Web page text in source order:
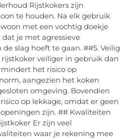
Rijstkokers zijn
te houden. Na elk gebruik
met een vochtig doekje
je met agressieve
slag hoeft te gaan. ##5. Veilig
rijstkoker veiliger in gebruik dan
het risico op
aangezien het koken
omgeving. Bovendien
op lekkage, omdat er geen
zijn. ## Kwaliteiten
Er zijn veel
waar je rekening mee